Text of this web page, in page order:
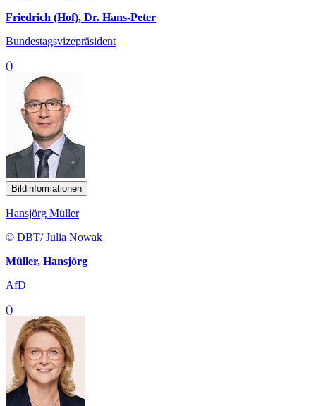
Friedrich (Hof), Dr. Hans-Peter
Bundestagsvizepräsident
()
Bildinformationen
Hansjörg Müller
© DBT/ Julia Nowak
Müller, Hansjörg
AfD
()